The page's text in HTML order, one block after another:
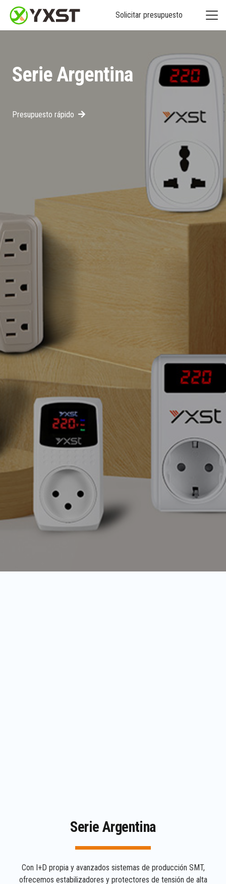
Solicitar presupuesto
Serie Argentina
Presupuesto rápido
Serie Argentina
Con I+D propia y avanzados sistemas de producción SMT,
ofrecemos estabilizadores y protectores de tensión de alta